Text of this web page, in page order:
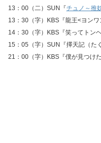
13：00（二）SUN『チュノ～推
13：30（字）KBS『龍王<ヨン
14：30（字）KBS『笑ってトン
15：05（字）SUN『擇天記（た
21：00（字）KBS『僕が見つけ